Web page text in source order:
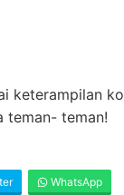
keterampilan
teman- teman!
WhatsApp